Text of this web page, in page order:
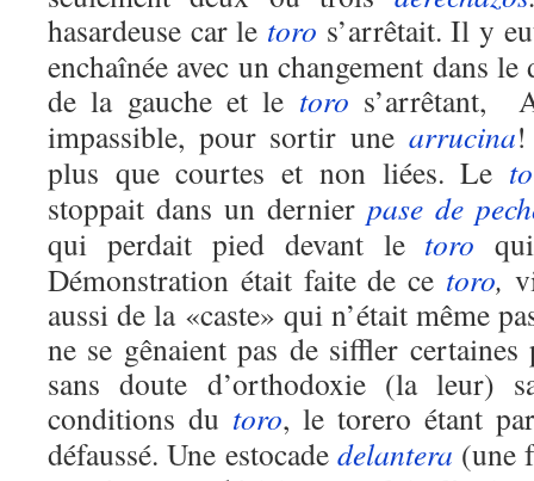
hasardeuse car le toro s’arrêtait. Il y
enchaînée avec un changement dans
de la gauche et le toro s’arrêtant,
impassible, pour sortir une arrucina
plus que courtes et non liées. Le
stoppait dans un dernier pase de
qui perdait pied devant le toro
Démonstration était faite de ce toro,
aussi de la «caste» qui n’était même
ne se gênaient pas de siffler certaines
sans doute d’orthodoxie (la leur)
conditions du toro, le torero étant
défaussé. Une estocade delantera (une